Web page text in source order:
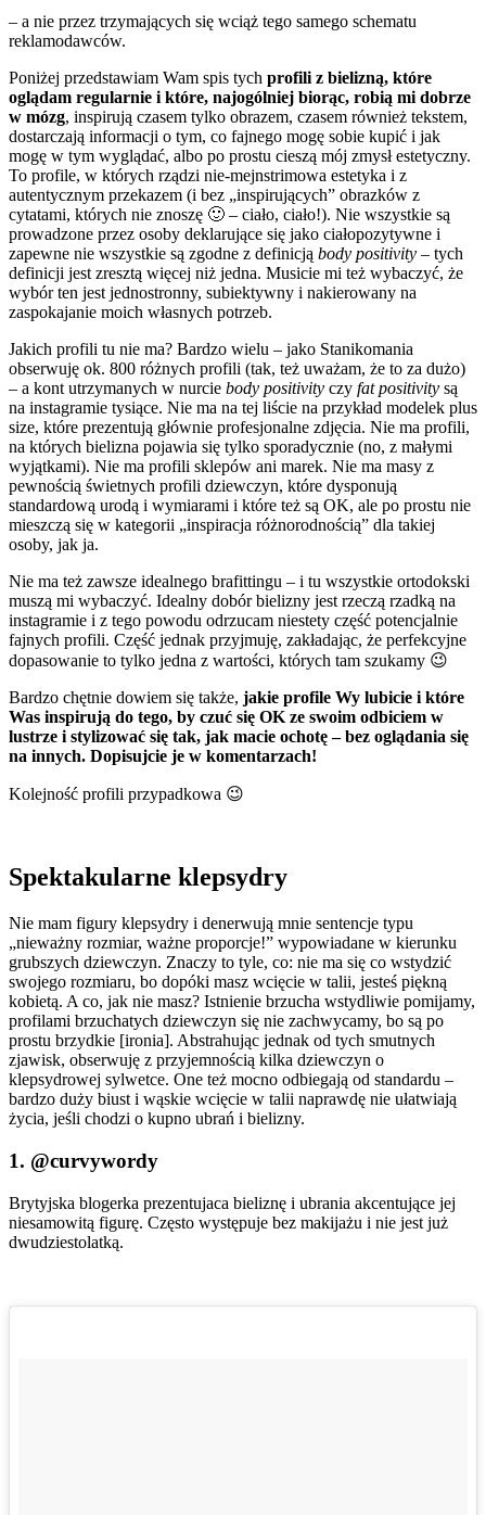
– a nie przez trzymających się wciąż tego samego schematu
reklamodawców.
Poniżej przedstawiam Wam spis tych profili z bielizną, które
oglądam regularnie i które, najogólniej biorąc, robią mi dobrze
w mózg, inspirują czasem tylko obrazem, czasem również tekstem,
dostarczają informacji o tym, co fajnego mogę sobie kupić i jak
mogę w tym wyglądać, albo po prostu cieszą mój zmysł estetyczny.
To profile, w których rządzi nie-mejnstrimowa estetyka i z
autentycznym przekazem (i bez „inspirujących” obrazków z
cytatami, których nie znoszę 🙂 – ciało, ciało!). Nie wszystkie są
prowadzone przez osoby deklarujące się jako ciałopozytywne i
zapewne nie wszystkie są zgodne z definicją body positivity – tych
definicji jest zresztą więcej niż jedna. Musicie mi też wybaczyć, że
wybór ten jest jednostronny, subiektywny i nakierowany na
zaspokajanie moich własnych potrzeb.
Jakich profili tu nie ma? Bardzo wielu – jako Stanikomania
obserwuję ok. 800 różnych profili (tak, też uważam, że to za dużo)
– a kont utrzymanych w nurcie body positivity czy fat positivity są
na instagramie tysiące. Nie ma na tej liście na przykład modelek plus
size, które prezentują głównie profesjonalne zdjęcia. Nie ma profili,
na których bielizna pojawia się tylko sporadycznie (no, z małymi
wyjątkami). Nie ma profili sklepów ani marek. Nie ma masy z
pewnością świetnych profili dziewczyn, które dysponują
standardową urodą i wymiarami i które też są OK, ale po prostu nie
mieszczą się w kategorii „inspiracja różnorodnością” dla takiej
osoby, jak ja.
Nie ma też zawsze idealnego brafittingu – i tu wszystkie ortodokski
muszą mi wybaczyć. Idealny dobór bielizny jest rzeczą rzadką na
instagramie i z tego powodu odrzucam niestety część potencjalnie
fajnych profili. Część jednak przyjmuję, zakładając, że perfekcyjne
dopasowanie to tylko jedna z wartości, których tam szukamy 😉
Bardzo chętnie dowiem się także, jakie profile Wy lubicie i które
Was inspirują do tego, by czuć się OK ze swoim odbiciem w
lustrze i stylizować się tak, jak macie ochotę – bez oglądania się
na innych. Dopisujcie je w komentarzach!
Kolejność profili przypadkowa 😉
Spektakularne klepsydry
Nie mam figury klepsydry i denerwują mnie sentencje typu
„nieważny rozmiar, ważne proporcje!” wypowiadane w kierunku
grubszych dziewczyn. Znaczy to tyle, co: nie ma się co wstydzić
swojego rozmiaru, bo dopóki masz wcięcie w talii, jesteś piękną
kobietą. A co, jak nie masz? Istnienie brzucha wstydliwie pomijamy,
profilami brzuchatych dziewczyn się nie zachwycamy, bo są po
prostu brzydkie [ironia]. Abstrahując jednak od tych smutnych
zjawisk, obserwuję z przyjemnością kilka dziewczyn o
klepsydrowej sylwetce. One też mocno odbiegają od standardu –
bardzo duży biust i wąskie wcięcie w talii naprawdę nie ułatwiają
życia, jeśli chodzi o kupno ubrań i bielizny.
1. @curvywordy
Brytyjska blogerka prezentujaca bieliznę i ubrania akcentujące jej
niesamowitą figurę. Często występuje bez makijażu i nie jest już
dwudziestolatką.